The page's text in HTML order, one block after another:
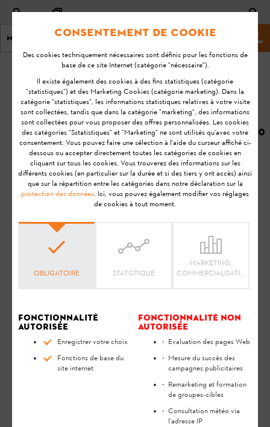
Menu Site marchand
KA-01226
Comment
recharger ma
batterie STIHL
AR L ?
Dernière
mise à
jour
08/07/2020
FAQ
Utilisation
l'utilisation, de le mettre en service, de le nettoyer, de le
transporter, de le stocker, de l'entretenir, de le réparer, de le
dépanner ou de l'éliminer, veuillez lire attentivement leManuel
. Le manuel d'utilisation contient des consignes de
sécurité et vous aide à utiliser votre produit STIHL en toute
Introduisez la fiche secteur du chargeur dans
une prise de courant.
Mettez l'adaptateur AP dans le chargeur.
La recharge commence automatiquement.
Dès que la batterie est rechargée à fond, le
chargeur s'éteint automatiquement.
Consentement de cookie
Des cookies techniquement nécessaires sont définis pour les fonctions de
base de ce site Internet (catégorie "nécessaire").
Il existe également des cookies à des fins statistiques (catégorie
"statistiques") et des Marketing Cookies (catégorie marketing). Dans la
catégorie "statistiques", les informations statistiques relatives à votre visite
sont collectées, tandis que dans la catégorie "marketing", des informations
sont collectées pour vous proposer des offres personnalisées. Les cookies
des catégories "Sstatistiques" et "Marketing" ne sont utilisés qu'avec votre
consentement. Vous pouvez faire une sélection à l'aide du curseur affiché ci-
dessous ou accepter directement toutes les catégories de cookies en
cliquant sur tous les cookies. Vous trouverez des informations sur les
différents cookies (en particulier sur la durée et si des tiers y ont accès) ainsi
que sur la répartition entre les catégories dans notre déclaration sur la
protection des données. Ici, vous pouvez également modifier vos réglages
de cookies à tout moment.
OBLIGATOIRE STATISTIQUE
MARKETING,
COMMERCIALISATION
Fonctionnalité
autorisée
Enregistrer votre choix
Fonctions de base du
site internet
Fonctionnalité non
autorisée
Evaluation des pages Web
Mesure du succès des
campagnes publicitaires
Remarketing et formation
de groupes-cibles
Consultation météo via
l'adresse IP